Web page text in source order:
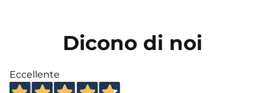
Dicono di noi
Eccellente